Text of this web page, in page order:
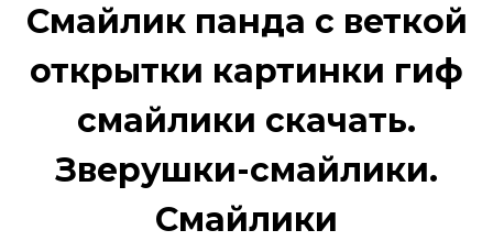
Смайлик панда с веткой
открытки картинки гиф
смайлики скачать.
Зверушки-смайлики.
Смайлики